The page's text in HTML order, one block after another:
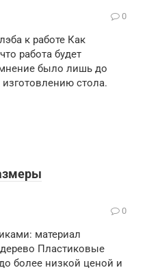
0
к работе Как
работа будет
было лишь до
стола.
0
материал
Пластиковые
более низкой ценой и